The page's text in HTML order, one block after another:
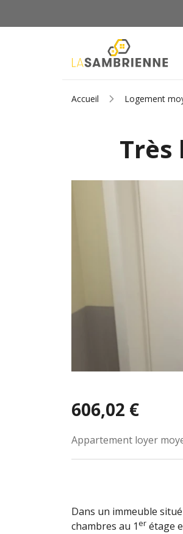
Accueil Logement
Très
606,02 €
Appartement loyer
Dans un immeuble
chambres au 1 er étage